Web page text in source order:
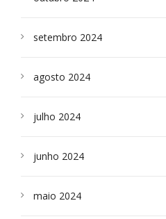
setembro 2024
agosto 2024
julho 2024
junho 2024
maio 2024